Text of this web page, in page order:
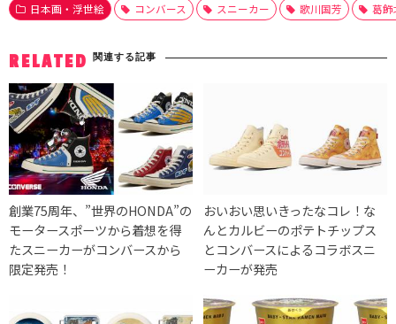
日本画・浮世絵 コンバース スニーカー 歌川国芳 葛飾
RELATED 関連する記事
創業75周年、”世界のHONDA”の
モータースポーツから着想を得
たスニーカーがコンバースから
限定発売！
おいおい思いきったなコレ！な
んとカルビーのポテトチップス
とコンバースによるコラボスニ
ーカーが発売